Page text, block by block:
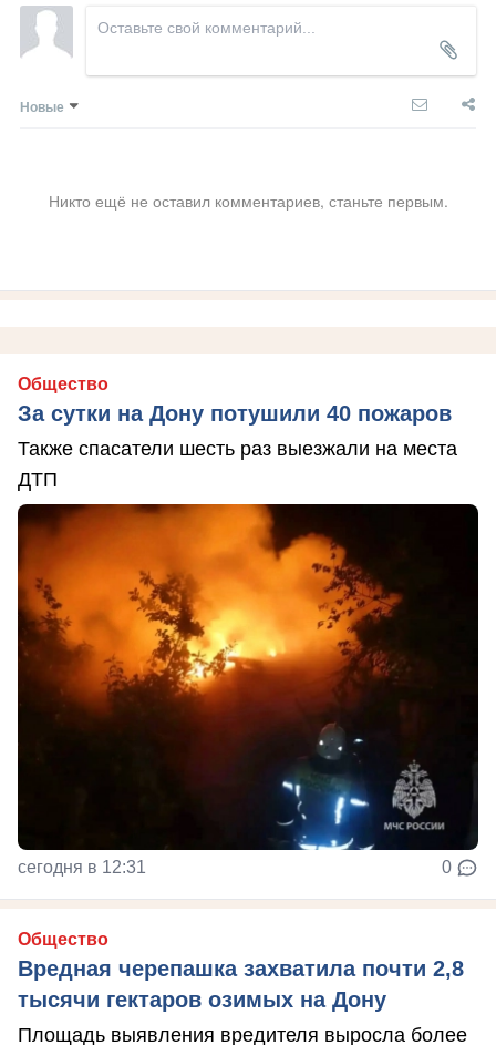
Новые
Никто ещё не оставил комментариев, станьте первым.
Общество
За сутки на Дону потушили 40 пожаров
Также спасатели шесть раз выезжали на места
ДТП
сегодня в 12:31 0
Общество
Вредная черепашка захватила почти 2,8
тысячи гектаров озимых на Дону
Площадь выявления вредителя выросла более